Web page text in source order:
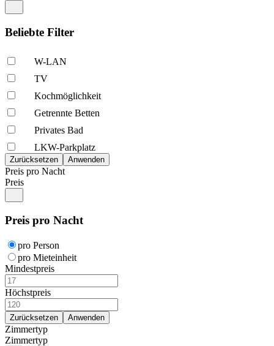
Beliebte Filter
W-LAN
TV
Kochmöglich­keit
Getrennte Betten
Privates Bad
LKW-Parkplatz
Preis pro Nacht
Preis
Preis pro Nacht
pro Person
pro Mieteinheit
Mindestpreis
Höchstpreis
Zimmertyp
Zimmertyp